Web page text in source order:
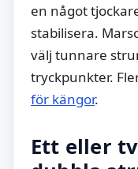
en något
stabilisera.
välj tunnare
tryckpunkter.
för kängor.
Ett eller